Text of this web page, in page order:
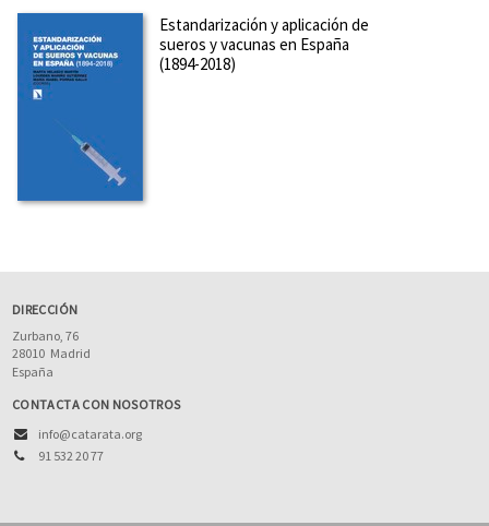
Estandarización y aplicación de
sueros y vacunas en España
(1894-2018)
DIRECCIÓN
Zurbano, 76
28010 Madrid
España
CONTACTA CON NOSOTROS
info@catarata.org
91 532 20 77